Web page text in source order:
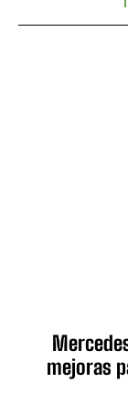
mejoras